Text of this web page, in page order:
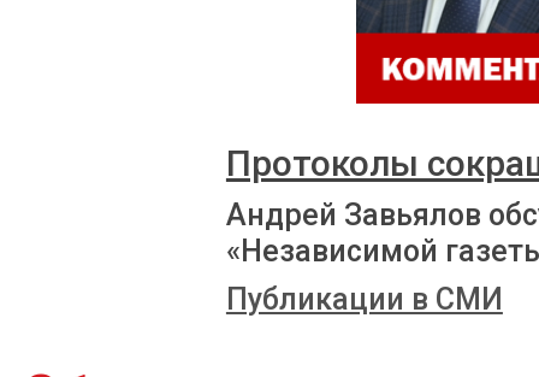
Протоколы
Андрей Завьялов
«Независимой
Публикации в СМИ